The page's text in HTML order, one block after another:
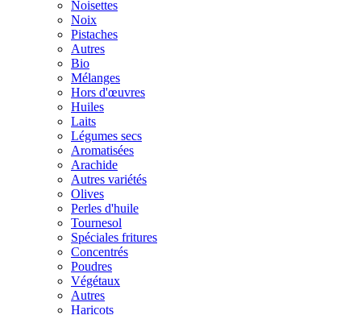
Noisettes
Noix
Pistaches
Autres
Bio
Mélanges
Hors d'œuvres
Huiles
Laits
Légumes secs
Aromatisées
Arachide
Autres variétés
Olives
Perles d'huile
Tournesol
Spéciales fritures
Concentrés
Poudres
Végétaux
Autres
Haricots